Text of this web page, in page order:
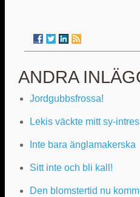
ANDRA
Jordgubbsfrossa!
Lekis väckte mitt sy-
Inte bara änglamakerska
Sitt inte och bli kall!
Den blomstertid nu